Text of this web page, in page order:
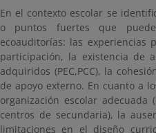
En el contexto escolar se
o puntos fuertes que
ecoauditorías: las experiencias
participación, la existencia de
adquiridos (PEC,PCC), la
de apoyo externo. En cuanto a
organización escolar adecuada
centros de secundaria), la
limitaciones en el diseño